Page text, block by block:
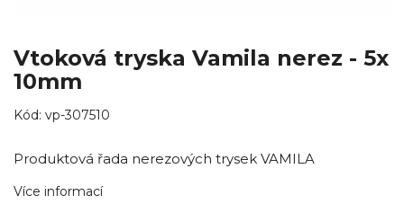
Vtoková tryska Vamila nerez - 5x
10mm
Kód: vp-307510
Produktová řada nerezových trysek VAMILA
Více informací